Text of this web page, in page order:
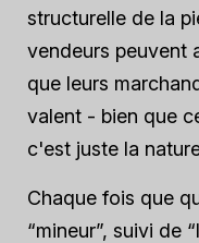
structurelle de la
vendeurs peuvent
que leurs
valent - bien que
c'est juste la
Chaque fois que
“mineur”, suivi de